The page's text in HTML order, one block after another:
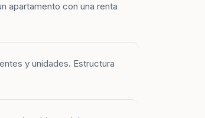
apartamento con una renta
y unidades. Estructura